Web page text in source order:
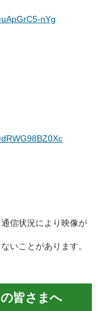
nYg
信状況により映像が
いことがあります。
皆さまへ